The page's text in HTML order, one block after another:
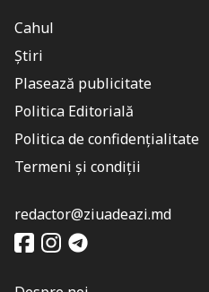
Cahul
Știri
Plasează publicitate
Politica Editorială
Politica de confidențialitate
Termeni și condiții
redactor@ziuadeazi.md